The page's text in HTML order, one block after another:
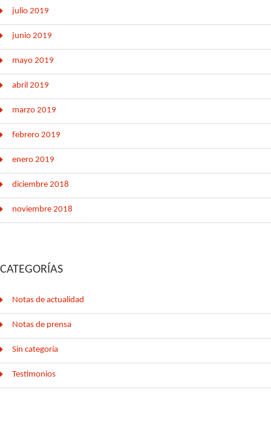
julio 2019
junio 2019
mayo 2019
abril 2019
marzo 2019
febrero 2019
enero 2019
diciembre 2018
noviembre 2018
CATEGORÍAS
Notas de actualidad
Notas de prensa
Sin categoría
Testimonios